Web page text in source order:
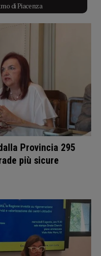
di Piacenza
Provincia 295
più sicure